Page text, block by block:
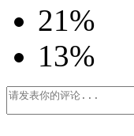
21%
1 3%